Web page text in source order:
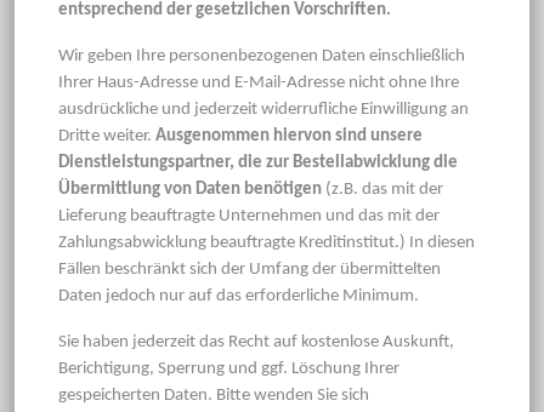
entsprechend der gesetzlichen Vorschriften.
Wir geben Ihre personenbezogenen Daten einschließlich
Ihrer Haus-Adresse und E-Mail-Adresse nicht ohne Ihre
ausdrückliche und jederzeit widerrufliche Einwilligung an
Dritte weiter. Ausgenommen hiervon sind unsere
Dienstleistungspartner, die zur Bestellabwicklung die
Übermittlung von Daten benötigen (z.B. das mit der
Lieferung beauftragte Unternehmen und das mit der
Zahlungsabwicklung beauftragte Kreditinstitut.) In diesen
Fällen beschränkt sich der Umfang der übermittelten
Daten jedoch nur auf das erforderliche Minimum.
Sie haben jederzeit das Recht auf kostenlose Auskunft,
Berichtigung, Sperrung und ggf. Löschung Ihrer
gespeicherten Daten. Bitte wenden Sie sich